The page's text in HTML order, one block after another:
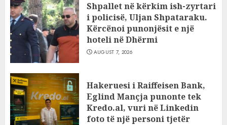
Shpallet në kërkim ish-zyrtari
i policisë, Uljan Shpataraku.
Kërcënoi punonjësit e një
hoteli në Dhërmi
AUGUST 7, 2026
Hakeruesi i Raiffeisen Bank,
Eglind Mançja punonte tek
Kredo.al, vuri në Linkedin
foto të një personi tjetër